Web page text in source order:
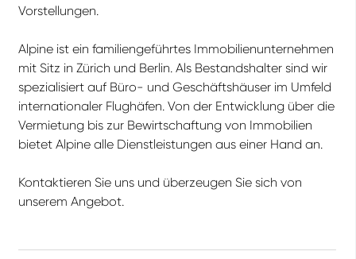
Vorstellungen.
Alpine ist ein familiengeführtes Immobilienunternehmen
mit Sitz in Zürich und Berlin. Als Bestandshalter sind wir
spezialisiert auf Büro- und Geschäftshäuser im Umfeld
internationaler Flughäfen. Von der Entwicklung über die
Vermietung bis zur Bewirtschaftung von Immobilien
bietet Alpine alle Dienstleistungen aus einer Hand an.
Kontaktieren Sie uns und überzeugen Sie sich von
unserem Angebot.